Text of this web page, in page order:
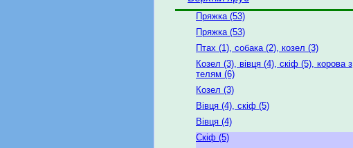
Пряжка (53)
Пряжка (53)
Птах (1), собака (2), козел (3)
Козел (3), вівця (4), скіф (5), корова з
телям (6)
Козел (3)
Вівця (4), скіф (5)
Вівця (4)
Скіф (5)